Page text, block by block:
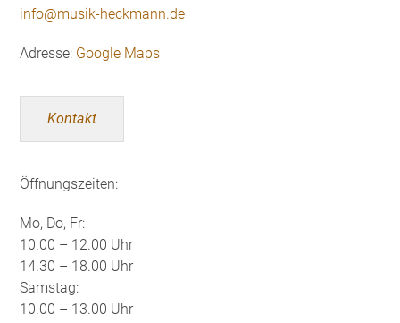
info@musik-heckmann.de
Adresse: Google Maps
Kontakt
Öffnungszeiten:
Mo, Do, Fr:
10.00 – 12.00 Uhr
14.30 – 18.00 Uhr
Samstag:
10.00 – 13.00 Uhr